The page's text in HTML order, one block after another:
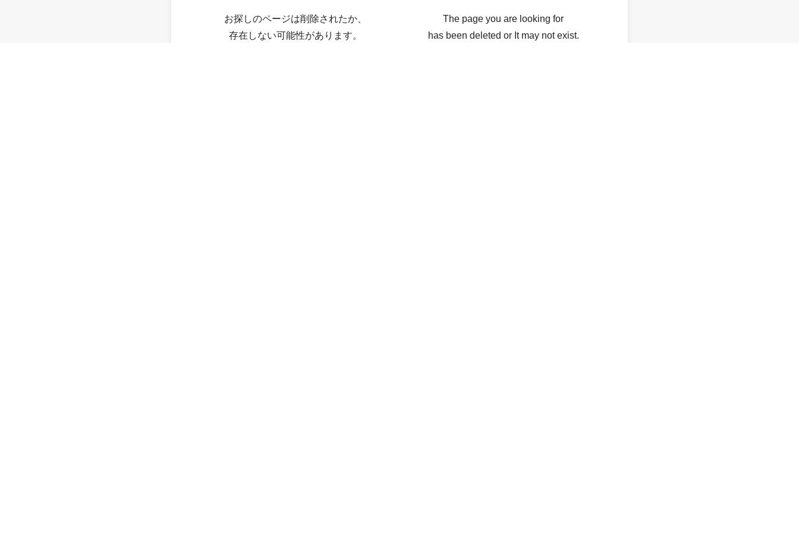
お探しのページは削除されたか、
存在しない可能性があります。
The page you are looking for
has been deleted or It may not exist.